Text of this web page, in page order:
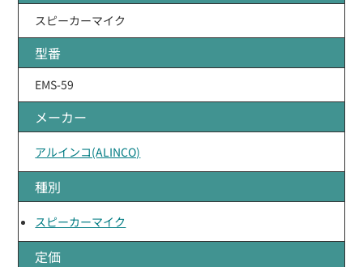
スピーカーマイク
型番
EMS-59
メーカー
アルインコ(ALINCO)
種別
スピーカーマイク
定価